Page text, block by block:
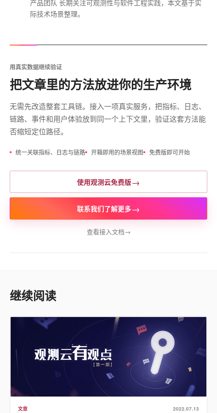
产品团队 长期关注可观测性与软件工程实践，本文基于实
际技术场景整理。
用真实数据继续验证
把文章里的方法放进你的生产环境
无需先改造整套工具链。接入一项真实服务，把指标、日志、
链路、事件和用户体验放到同一个上下文里，验证这套方法能
否缩短定位路径。
统一关联指标、日志与链路 开箱即用的场景视图 免费版即可开始
使用观测云免费版→
联系我们了解更多→
查看接入文档→
继续阅读
文章 2022.07.13